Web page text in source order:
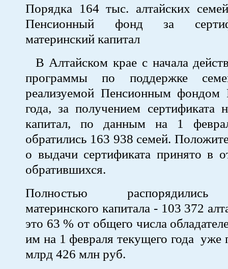
Порядка 164 тыс. алтайских
Пенсионный фонд за
материнский капитал
В Алтайском крае с начала
программы по поддержке
реализуемой Пенсионным фондом
года, за получением сертификата
капитал, по данным на 1
обратились 163 938 семей.
о выдачи сертификата принято в
обратившихся.
Полностью распорядились
материнского капитала - 103 372
это 63 % от общего числа
им на 1 февраля текущего года уже
млрд 426 млн руб.